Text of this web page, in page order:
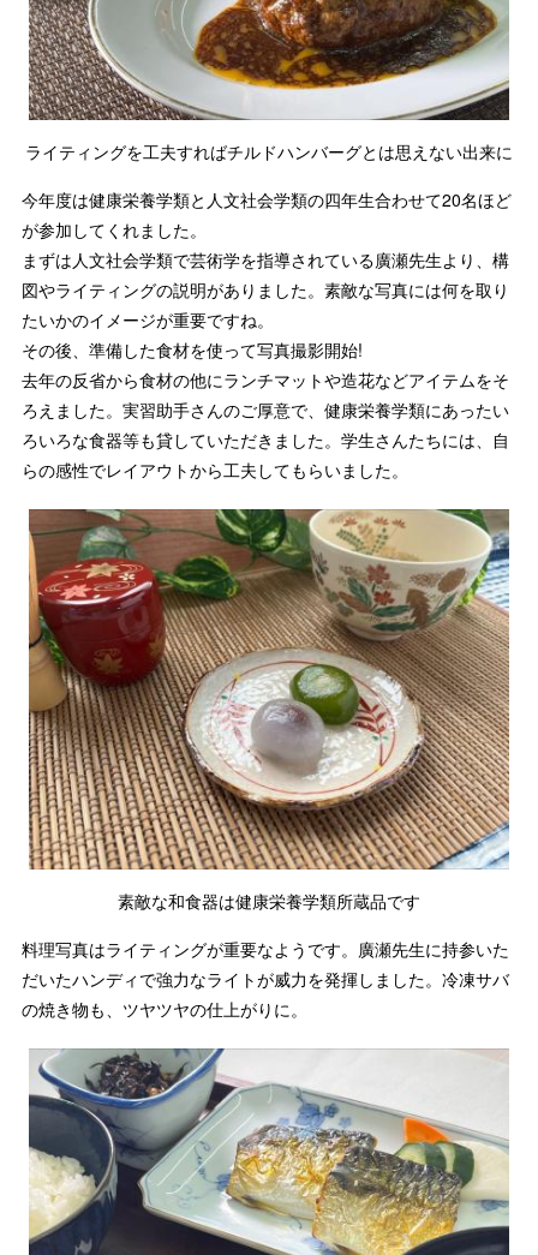
ライティングを工夫すればチルドハンバーグとは思えない出来に
今年度は健康栄養学類と人文社会学類の四年生合わせて20名ほど
が参加してくれました。
まずは人文社会学類で芸術学を指導されている廣瀬先生より、構
図やライティングの説明がありました。素敵な写真には何を取り
たいかのイメージが重要ですね。
その後、準備した食材を使って写真撮影開始!
去年の反省から食材の他にランチマットや造花などアイテムをそ
ろえました。実習助手さんのご厚意で、健康栄養学類にあったい
ろいろな食器等も貸していただきました。学生さんたちには、自
らの感性でレイアウトから工夫してもらいました。
素敵な和食器は健康栄養学類所蔵品です
料理写真はライティングが重要なようです。廣瀬先生に持参いた
だいたハンディで強力なライトが威力を発揮しました。冷凍サバ
の焼き物も、ツヤツヤの仕上がりに。